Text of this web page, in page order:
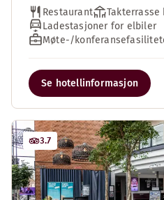
Restaurant
Takterrasse
Ladestasjoner for elbiler
Møte-/
Se hotellinformasjon
3.7